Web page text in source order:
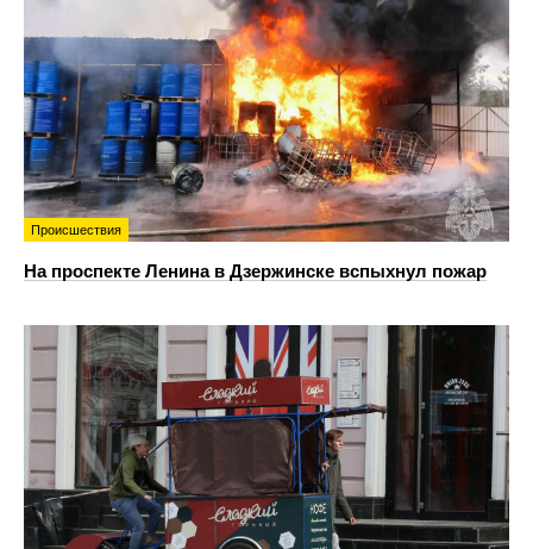
Происшествия
На проспекте Ленина в Дзержинске вспыхнул пожар